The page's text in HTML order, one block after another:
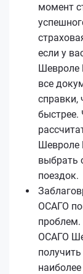
момент
если у
Шевроле
все
справки,
быстрее.
Шевроле
выбрать
поездок.
ОСАГО
проблем.
ОСАГО